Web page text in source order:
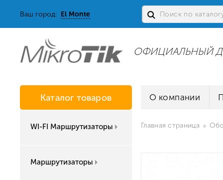
Ваш город: El Monte
ОФИЦИАЛЬНЫЙ
Каталог товаров
WI-FI Маршрутизаторы
Маршрутизаторы
О компании
Главная страница